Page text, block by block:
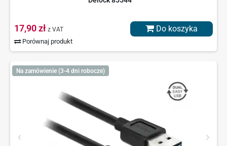
17,90 zł z VAT
Porównaj produkt
Do koszyka
Na zamówienie (3-4 dni robocze)